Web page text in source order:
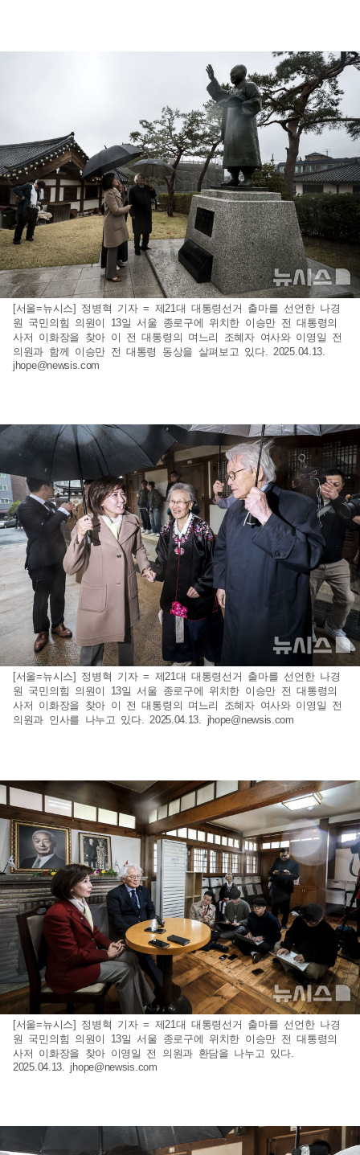
[서울=뉴시스] 정병혁 기자 = 제21대 대통령선거 출마를 선언한 나경
원 국민의힘 의원이 13일 서울 종로구에 위치한 이승만 전 대통령의
사저 이화장을 찾아 이 전 대통령의 며느리 조혜자 여사와 이영일 전
의원과 함께 이승만 전 대통령 동상을 살펴보고 있다. 2025.04.13.
jhope@newsis.com
[서울=뉴시스] 정병혁 기자 = 제21대 대통령선거 출마를 선언한 나경
원 국민의힘 의원이 13일 서울 종로구에 위치한 이승만 전 대통령의
사저 이화장을 찾아 이 전 대통령의 며느리 조혜자 여사와 이영일 전
의원과 인사를 나누고 있다. 2025.04.13. jhope@newsis.com
[서울=뉴시스] 정병혁 기자 = 제21대 대통령선거 출마를 선언한 나경
원 국민의힘 의원이 13일 서울 종로구에 위치한 이승만 전 대통령의
사저 이화장을 찾아 이영일 전 의원과 환담을 나누고 있다.
2025.04.13. jhope@newsis.com